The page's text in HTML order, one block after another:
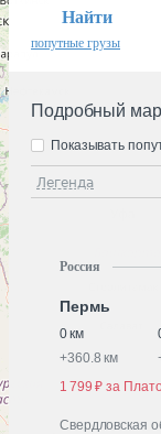
Найти
попутные грузы
Подробный
Легенда
Показывать
Россия
Пермь
0 км
+360.8 км
1 799 ₽ за
Свердловская